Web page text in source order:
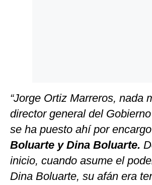
“Jorge Ortiz Marreros, nada
director general del
se ha puesto ahí por
Boluarte y Dina Boluarte.
inicio, cuando asume el
Dina Boluarte, su afán era